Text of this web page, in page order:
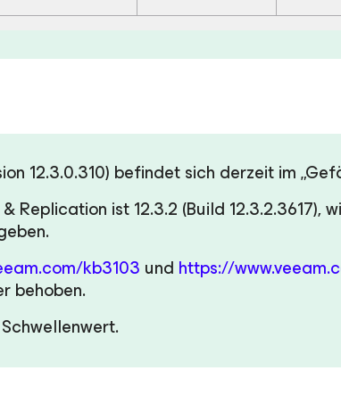
12.3.0.310) befindet sich derzeit im
Replication ist 12.3.2 (Build
kb3103 und https://
behoben.